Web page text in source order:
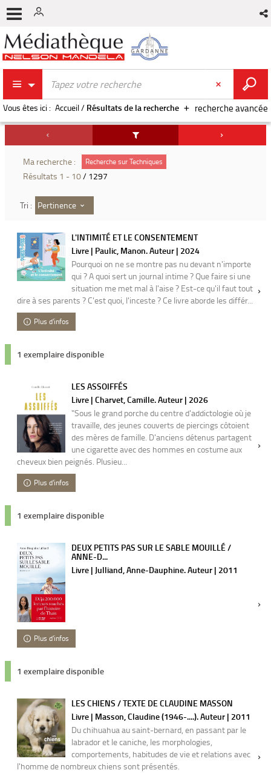
recherche avancée
Vous êtes ici : Accueil/ Résultats de la recherche
Ma recherche : Recherche sur Techniques
Résultats 1 - 10/ 1297
Tri : Pertinence
L'INTIMITÉ ET LE CONSENTEMENT
Livre | Paulic, Manon. Auteur | 2024
Pourquoi on ne se montre pas nu devant n'importe
qui ? A quoi sert un journal intime ? Que faire si une
situation me met mal à l'aise ? Est-ce qu'il faut tout
dire à ses parents ? C'est quoi, l'inceste ? Ce livre aborde les différ...
Plus d'infos
1 exemplaire disponible
LES ASSOIFFÉS
Livre | Charvet, Camille. Auteur | 2026
"Sous le grand porche du centre d'addictologie où je
travaille, des jeunes couverts de piercings côtoient
des mères de famille. D'anciens détenus partagent
une cigarette avec des hommes en costume aux
cheveux bien peignés. Plusieu...
Plus d'infos
1 exemplaire disponible
DEUX PETITS PAS SUR LE SABLE MOUILLÉ /
ANNE-D...
Livre | Julliand, Anne-Dauphine. Auteur | 2011
Plus d'infos
1 exemplaire disponible
LES CHIENS / TEXTE DE CLAUDINE MASSON
Livre | Masson, Claudine (1946-....). Auteur | 2011
Du chihuahua au saint-bernard, en passant par le
labrador et le caniche, les morphologies,
comportements, habitudes de vie et relations avec
l'homme de nombreux chiens sont présentés.